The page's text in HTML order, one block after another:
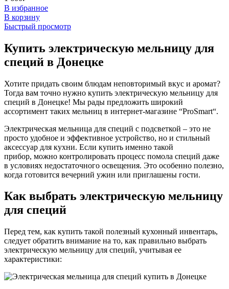
В избранное
В корзину
Быстрый просмотр
Купить электрическую мельницу для
специй в Донецке
Хотите придать своим блюдам неповторимый вкус и аромат?
Тогда вам точно нужно купить электрическую мельницу для
специй в Донецке! Мы рады предложить широкий
ассортимент таких мельниц в интернет-магазине “ProSmart“.
Электрическая мельница для специй с подсветкой – это не
просто удобное и эффективное устройство, но и стильный
аксессуар для кухни. Если купить именно такой
прибор, можно контролировать процесс помола специй даже
в условиях недостаточного освещения. Это особенно полезно,
когда готовится вечерний ужин или приглашены гости.
Как выбрать электрическую мельницу
для специй
Перед тем, как купить такой полезный кухонный инвентарь,
следует обратить внимание на то, как правильно выбрать
электрическую мельницу для специй, учитывая ее
характеристики: